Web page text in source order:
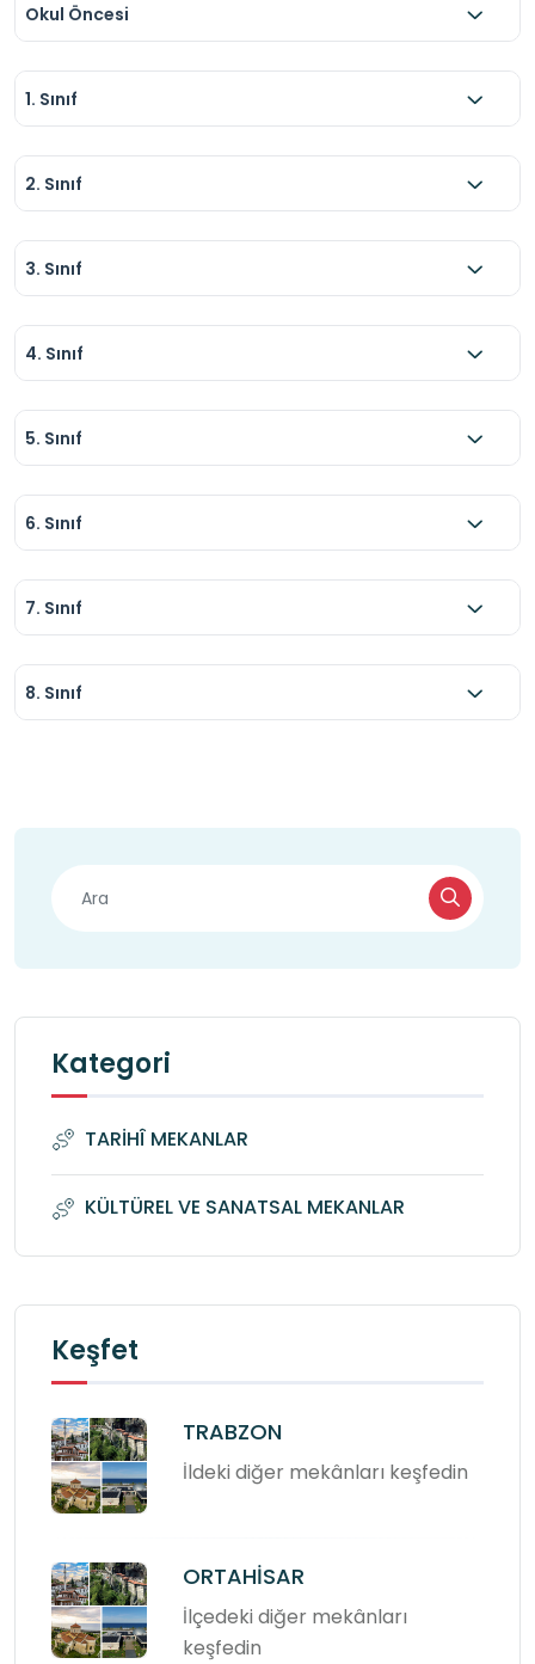
Okul Öncesi
1. Sınıf
2. Sınıf
3. Sınıf
4. Sınıf
5. Sınıf
6. Sınıf
7. Sınıf
8. Sınıf
Kategori
TARİHÎ MEKANLAR
KÜLTÜREL VE SANATSAL MEKANLAR
Keşfet
TRABZON
İldeki diğer mekânları keşfedin
ORTAHİSAR
İlçedeki diğer mekânları
keşfedin